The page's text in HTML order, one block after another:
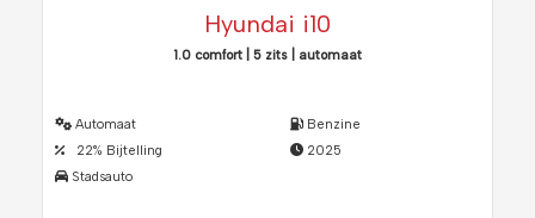
Hyundai i10
1.0 comfort | 5 zits | automaat
Automaat
22% Bijtelling
Stadsauto
Benzine
2025